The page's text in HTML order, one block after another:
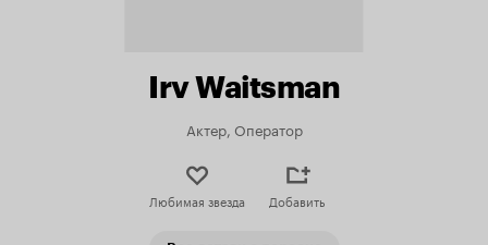
Irv Waitsman
Актер, Оператор
Любимая звезда Добавить